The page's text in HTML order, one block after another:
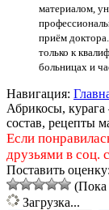
материалом,
приём
только к
больницах и
Навигация:
Абрикосы, курага
состав, рецепты
Если
друзьями в соц.
Поставить оценку:
(Пока
Загрузка...